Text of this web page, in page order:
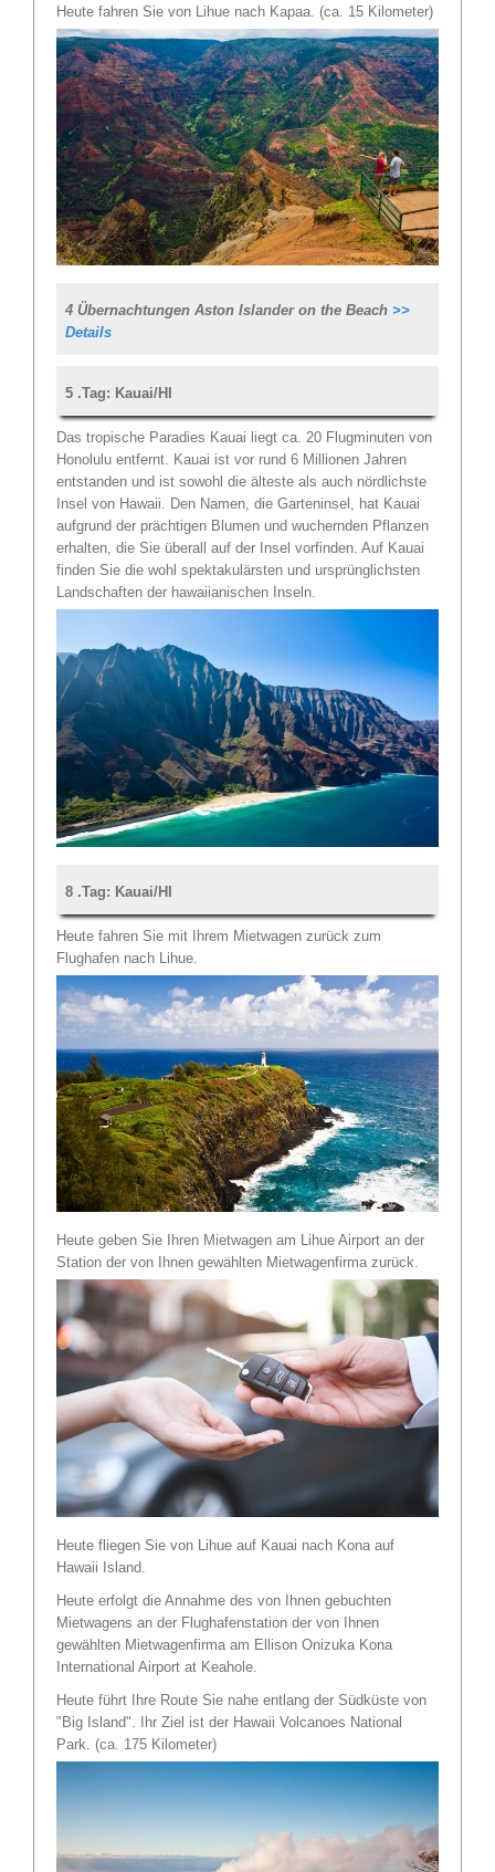
Heute fahren Sie von Lihue nach Kapaa. (ca. 15 Kilometer)
4 Übernachtungen Aston Islander on the Beach >>
Details
5 .Tag: Kauai/HI
Das tropische Paradies Kauai liegt ca. 20 Flugminuten von
Honolulu entfernt. Kauai ist vor rund 6 Millionen Jahren
entstanden und ist sowohl die älteste als auch nördlichste
Insel von Hawaii. Den Namen, die Garteninsel, hat Kauai
aufgrund der prächtigen Blumen und wuchernden Pflanzen
erhalten, die Sie überall auf der Insel vorfinden. Auf Kauai
finden Sie die wohl spektakulärsten und ursprünglichsten
Landschaften der hawaiianischen Inseln.
8 .Tag: Kauai/HI
Heute fahren Sie mit Ihrem Mietwagen zurück zum
Flughafen nach Lihue.
Heute geben Sie Ihren Mietwagen am Lihue Airport an der
Station der von Ihnen gewählten Mietwagenfirma zurück.
Heute fliegen Sie von Lihue auf Kauai nach Kona auf
Hawaii Island.
Heute erfolgt die Annahme des von Ihnen gebuchten
Mietwagens an der Flughafenstation der von Ihnen
gewählten Mietwagenfirma am Ellison Onizuka Kona
International Airport at Keahole.
Heute führt Ihre Route Sie nahe entlang der Südküste von
"Big Island". Ihr Ziel ist der Hawaii Volcanoes National
Park. (ca. 175 Kilometer)